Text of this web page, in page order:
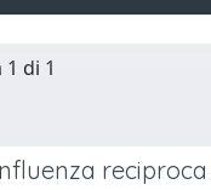
di 1